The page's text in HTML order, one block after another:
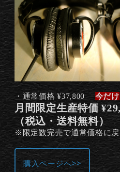
・通常価格 ¥37,800今だけ
月間限定生産特価
（税込・送料無料）
※限定数完売で通常価格に戻
購入ページへ>>